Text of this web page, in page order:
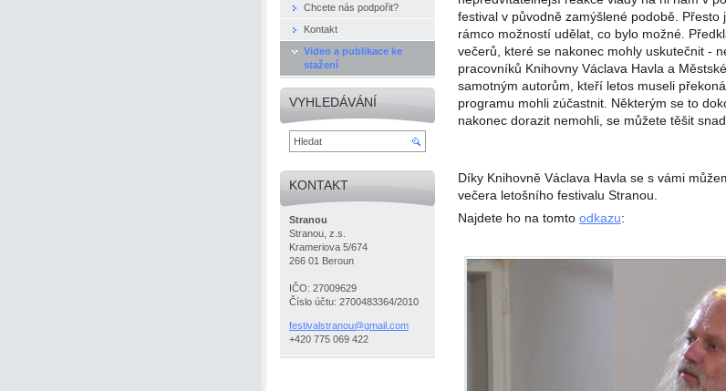
festival v původně zamýšlené podobě. Přesto
rámco možností udělat, co bylo možné.
večerů, které se nakonec mohly uskutečnit -
pracovníků Knihovny Václava Havla a
samotným autorům, kteří letos museli
programu mohli zúčastnit. Některým se to
nakonec dorazit nemohli, se můžete těšit
Díky Knihovně Václava Havla se s vámi
večera letošního festivalu Stranou.
Najdete ho na tomto odkazu:
Chcete nás podpořit?
Kontakt
Video a publikace ke
stažení
VYHLEDÁVÁNÍ
KONTAKT
Stranou
Stranou, z.s.
Krameriova 5/674
266 01 Beroun
IČO: 27009629
Číslo účtu: 2700483364/2010
festivalstranou@gmail.com
+420 775 069 422